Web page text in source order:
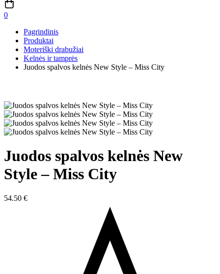
0
Pagrindinis
Produktai
Moteriški drabužiai
Kelnės ir tamprės
Juodos spalvos kelnės New Style – Miss City
Juodos spalvos kelnės New
Style – Miss City
54.50 €